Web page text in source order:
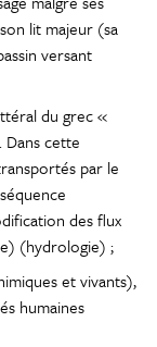
lit majeur (sa
versant
du grec «
cette
par le
des flux
(hydrologie) ;
et vivants),
humaines